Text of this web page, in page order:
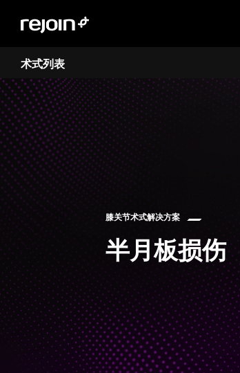
术式列表
膝关节术式解决方案
半月板损伤